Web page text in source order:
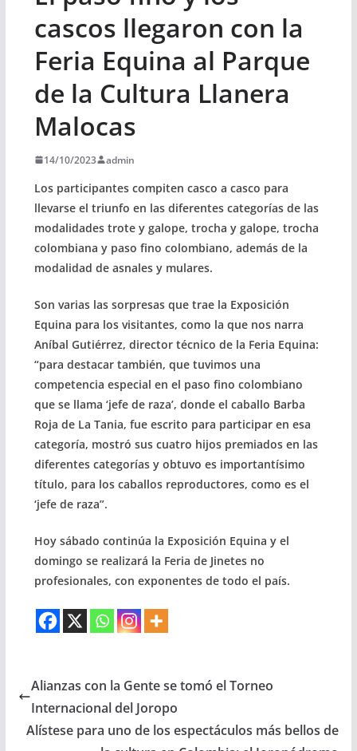
cascos llegaron con la
Feria Equina al Parque
de la Cultura Llanera
Malocas
14/10/2023 admin
Los participantes compiten casco a casco para
llevarse el triunfo en las diferentes categorías de las
modalidades trote y galope, trocha y galope, trocha
colombiana y paso fino colombiano, además de la
modalidad de asnales y mulares.
Son varias las sorpresas que trae la Exposición
Equina para los visitantes, como la que nos narra
Aníbal Gutiérrez, director técnico de la Feria Equina:
“para destacar también, que tuvimos una
competencia especial en el paso fino colombiano
que se llama ‘jefe de raza’, donde el caballo Barba
Roja de La Tania, fue escrito para participar en esa
categoría, mostró sus cuatro hijos premiados en las
diferentes categorías y obtuvo es importantísimo
título, para los caballos reproductores, como es el
‘jefe de raza”.
Hoy sábado continúa la Exposición Equina y el
domingo se realizará la Feria de Jinetes no
profesionales, con exponentes de todo el país.
Alianzas con la Gente se tomó el Torneo
Internacional del Joropo
Alístese para uno de los espectáculos más bellos de